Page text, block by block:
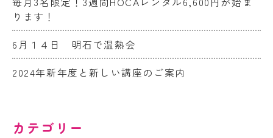
ります！
6月１４日 明石で温熱会
2024年新年度と新しい講座のご案内
カテゴリー